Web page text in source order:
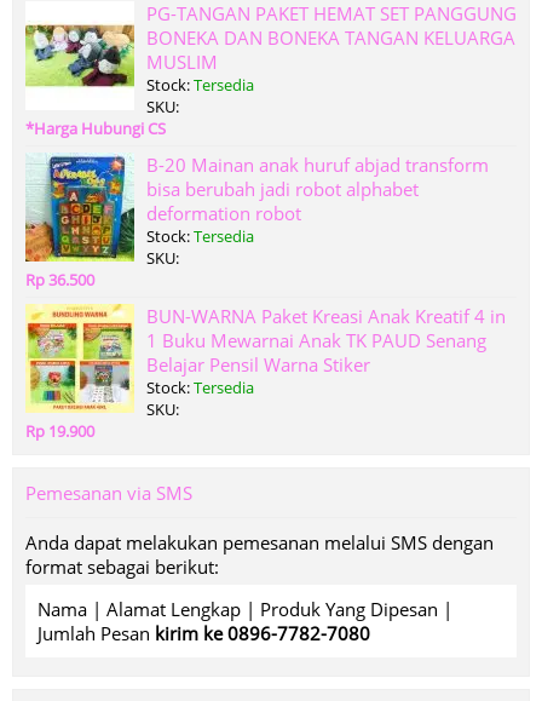
PG-TANGAN PAKET HEMAT SET PANGGUNG
BONEKA DAN BONEKA TANGAN KELUARGA
MUSLIM
Stock:Tersedia
SKU:
*Harga Hubungi CS
B-20 Mainan anak huruf abjad transform
bisa berubah jadi robot alphabet
deformation robot
Stock:Tersedia
SKU:
Rp 36.500
BUN-WARNA Paket Kreasi Anak Kreatif 4 in
1 Buku Mewarnai Anak TK PAUD Senang
Belajar Pensil Warna Stiker
Stock:Tersedia
SKU:
Rp 19.900
Pemesanan via SMS
Anda dapat melakukan pemesanan melalui SMS dengan
format sebagai berikut:
Nama | Alamat Lengkap | Produk Yang Dipesan |
Jumlah Pesan kirim ke 0896-7782-7080